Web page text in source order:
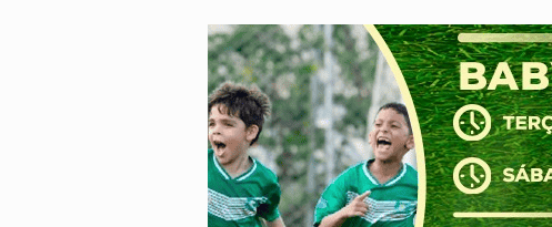
FAMÍLIA MORREU:Identificadas as cinco
BRASIL CONTRA O CRIME:Acusado de
TRAGÉDIA:Sobe para cinco o número de
TRANSPORTE DE ARROZ:MPF assegura
DEEPFAKE:Sancionada lei contra violência